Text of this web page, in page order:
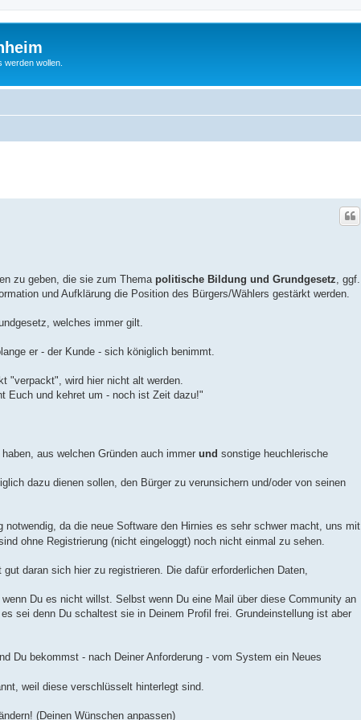
werden wollen.
zu geben, die sie zum Thema politische Bildung und Grundgesetz , ggf.
und Aufklärung die Position des Bürgers/Wählers gestärkt werden.
welches immer gilt.
er - der Kunde - sich königlich benimmt.
"verpackt", wird hier nicht alt werden.
Euch und kehret um - noch ist Zeit dazu!"
aus welchen Gründen auch immer und sonstige heuchlerische
dazu dienen sollen, den Bürger zu verunsichern und/oder von seinen
notwendig, da die neue Software den Hirnies es sehr schwer macht, uns mit
ohne Registrierung (nicht eingeloggt) noch nicht einmal zu sehen.
daran sich hier zu registrieren. Die dafür erforderlichen Daten,
Du es nicht willst. Selbst wenn Du eine Mail über diese Community an
sei denn Du schaltest sie in Deinem Profil frei. Grundeinstellung ist aber
Du bekommst - nach Deiner Anforderung - vom System ein Neues
weil diese verschlüsselt hinterlegt sind.
(Deinen Wünschen anpassen)